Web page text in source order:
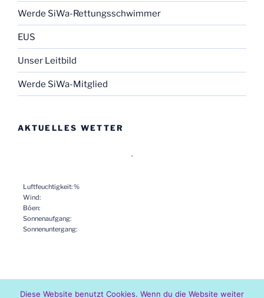
Werde SiWa-Rettungsschwimmer
EUS
Unser Leitbild
Werde SiWa-Mitglied
AKTUELLES WETTER
,
Luftfeuchtigkeit: %
Wind:
Böen:
Sonnenaufgang:
Sonnenuntergang:
Diese Website benutzt Cookies. Wenn du die Website weiter